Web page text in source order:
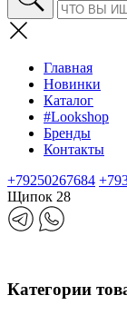
Главная
Новинки
Каталог
#Lookshop
Бренды
Контакты
+79250267684
Щипок 28
Категории